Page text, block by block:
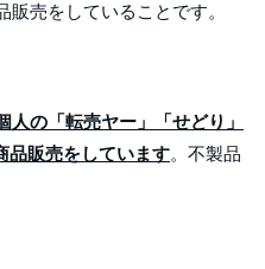
売をしていることです。
人の「転売ヤー」「せどり」
品販売をしています。不製品